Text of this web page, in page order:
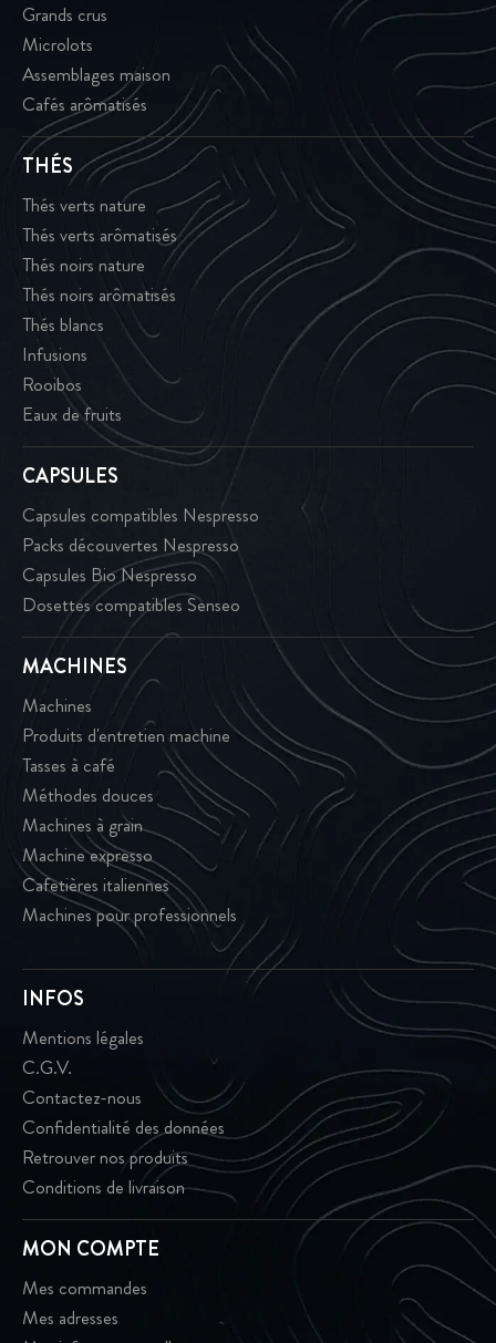
Grands crus
Microlots
Assemblages maison
Cafés arômatisés
THÉS
Thés verts nature
Thés verts arômatisés
Thés noirs nature
Thés noirs arômatisés
Thés blancs
Infusions
Rooibos
Eaux de fruits
CAPSULES
Capsules compatibles Nespresso
Packs découvertes Nespresso
Capsules Bio Nespresso
Dosettes compatibles Senseo
MACHINES
Machines
Produits d'entretien machine
Tasses à café
Méthodes douces
Machines à grain
Machine expresso
Cafetières italiennes
Machines pour professionnels
INFOS
Mentions légales
C.G.V.
Contactez-nous
Confidentialité des données
Retrouver nos produits
Conditions de livraison
MON COMPTE
Mes commandes
Mes adresses